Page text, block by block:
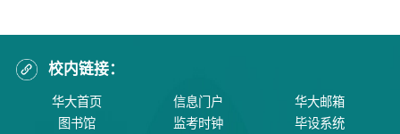
校内链接：
华大首页 信息门户
华大邮箱
图书馆
监考时钟
毕设系统